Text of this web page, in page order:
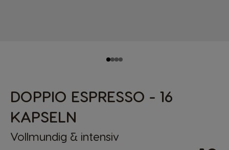
DOPPIO ESPRESSO - 16
KAPSELN
Vollmundig & intensiv